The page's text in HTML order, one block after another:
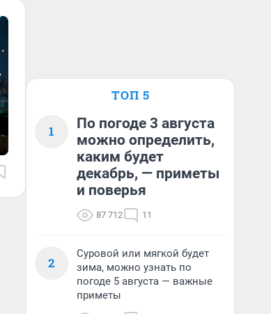
ТОП 5
1
По погоде 3 августа
можно определить,
каким будет
декабрь, — приметы
и поверья
87 712 11
2
Суровой или мягкой будет
зима, можно узнать по
погоде 5 августа — важные
приметы